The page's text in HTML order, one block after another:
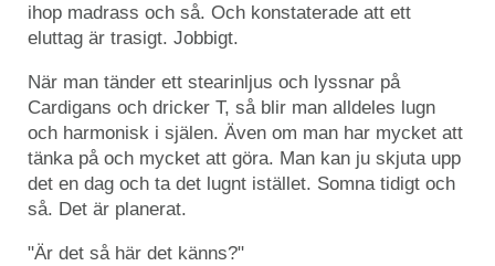
ihop madrass och så. Och konstaterade att ett
eluttag är trasigt. Jobbigt.
När man tänder ett stearinljus och lyssnar på
Cardigans och dricker T, så blir man alldeles lugn
och harmonisk i själen. Även om man har mycket att
tänka på och mycket att göra. Man kan ju skjuta upp
det en dag och ta det lugnt istället. Somna tidigt och
så. Det är planerat.
"Är det så här det känns?"